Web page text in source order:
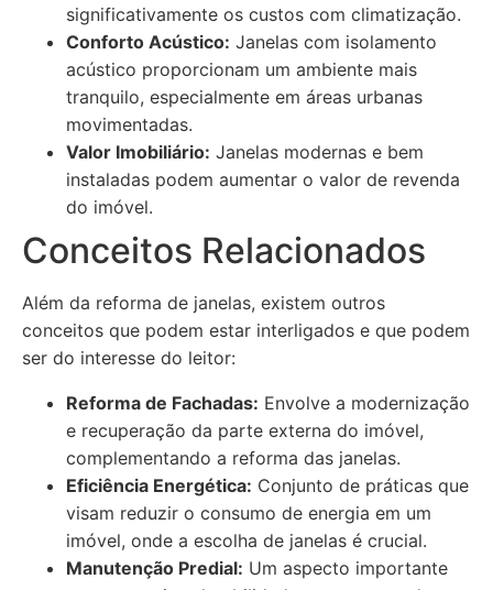
significativamente os custos com climatização.
Conforto Acústico: Janelas com isolamento
acústico proporcionam um ambiente mais
tranquilo, especialmente em áreas urbanas
movimentadas.
Valor Imobiliário: Janelas modernas e bem
instaladas podem aumentar o valor de revenda
do imóvel.
Conceitos Relacionados
Além da reforma de janelas, existem outros
conceitos que podem estar interligados e que podem
ser do interesse do leitor:
Reforma de Fachadas: Envolve a modernização
e recuperação da parte externa do imóvel,
complementando a reforma das janelas.
Eficiência Energética: Conjunto de práticas que
visam reduzir o consumo de energia em um
imóvel, onde a escolha de janelas é crucial.
Manutenção Predial: Um aspecto importante